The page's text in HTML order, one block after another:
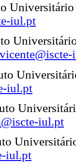
iul.pt
iul.pt
iul.pt
iul.pt